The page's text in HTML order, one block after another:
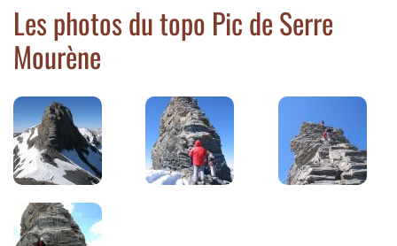
Les photos du topo Pic de Serre
Mourène